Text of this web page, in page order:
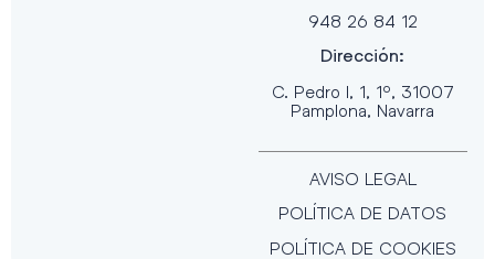
948 26 84 12
Dirección:
C. Pedro I, 1, 1º, 31007
Pamplona, Navarra
AVISO LEGAL
POLÍTICA DE DATOS
POLÍTICA DE COOKIES